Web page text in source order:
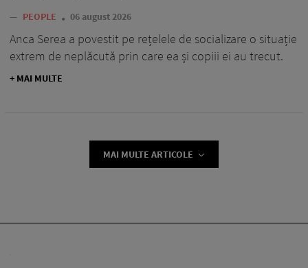
— PEOPLE 06 august 2026
Anca Serea a povestit pe rețelele de socializare o situație
extrem de neplăcută prin care ea și copiii ei au trecut.
+ MAI MULTE
MAI MULTE ARTICOLE